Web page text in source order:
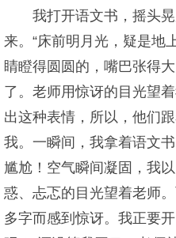
我打开语文书，摇头
来。“床前明月光，疑是
睛瞪得圆圆的，嘴巴张得
了。老师用惊讶的目光望
出这种表情，所以，他们
我。一瞬间，我拿着语文
尴尬！空气瞬间凝固，我
惑、忐忑的目光望着老师
多字而感到惊讶。我正要